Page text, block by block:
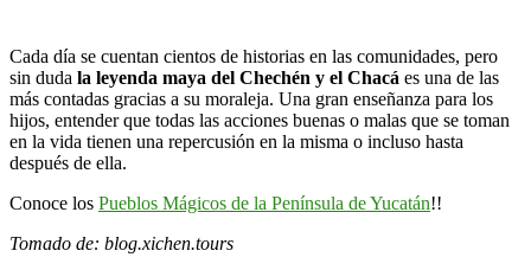
Cada día se cuentan cientos de historias en las comunidades, pero
sin duda la leyenda maya del Chechén y el Chacá es una de las
más contadas gracias a su moraleja. Una gran enseñanza para los
hijos, entender que todas las acciones buenas o malas que se toman
en la vida tienen una repercusión en la misma o incluso hasta
después de ella.
Conoce los Pueblos Mágicos de la Península de Yucatán!!
Tomado de: blog.xichen.tours